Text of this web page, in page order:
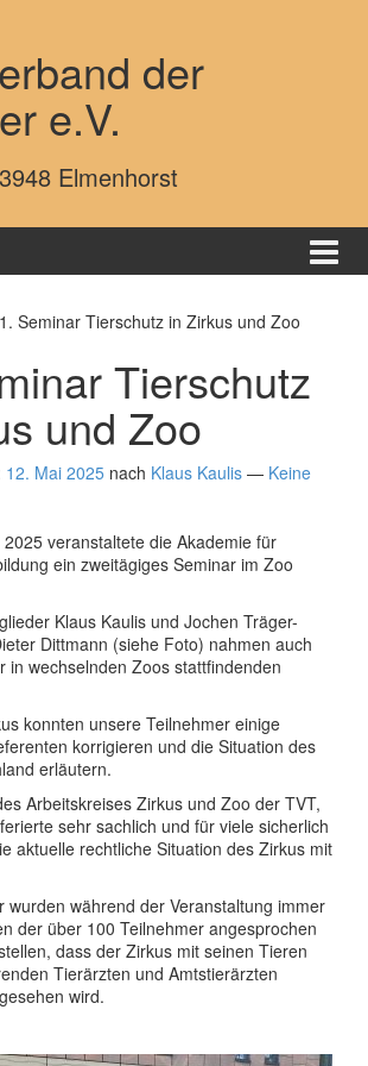
der
e.V.
Elmenhorst
Seminar Tierschutz in Zirkus und Zoo
Tierschutz
und Zoo
12. Mai 2025 nach Klaus Kaulis — Keine
veranstaltete die Akademie für
ein zweitägiges Seminar im Zoo
Klaus Kaulis und Jochen Träger-
Dittmann (siehe Foto) nahmen auch
in wechselnden Zoos stattfindenden
konnten unsere Teilnehmer einige
korrigieren und die Situation des
erläutern.
Arbeitskreises Zirkus und Zoo der TVT,
sehr sachlich und für viele sicherlich
aktuelle rechtliche Situation des Zirkus mit
wurden während der Veranstaltung immer
der über 100 Teilnehmer angesprochen
dass der Zirkus mit seinen Tieren
Tierärzten und Amtstierärzten
wird.